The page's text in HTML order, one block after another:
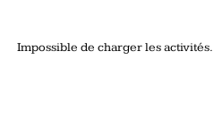
Impossible de charger les activités.